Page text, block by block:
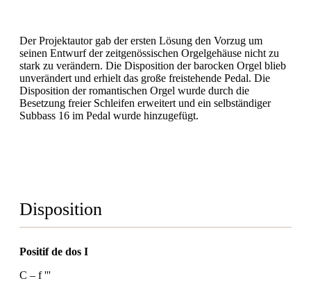
Der Projektautor gab der ersten Lösung den Vorzug um
seinen Entwurf der zeitgenössischen Orgelgehäuse nicht zu
stark zu verändern. Die Disposition der barocken Orgel blieb
unverändert und erhielt das große freistehende Pedal. Die
Disposition der romantischen Orgel wurde durch die
Besetzung freier Schleifen erweitert und ein selbständiger
Subbass 16 im Pedal wurde hinzugefügt.
Disposition
Positif de dos I
C – f '''